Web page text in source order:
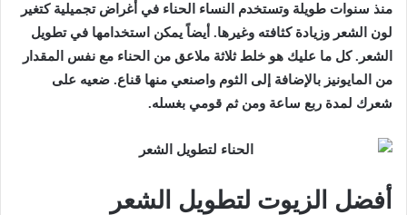
منذ سنوات طويلة وتستخدم النساء الحناء في أغراض تجميلية كتغير
لون الشعر وزيادة كثافته وغيرها. أيضاً يمكن استخدامها في تطويل
الشعر. كل ما عليك هو خلط ثلاثة ملاعق من الحناء مع نفس المقدار
من المايونيز بالإضافة إلى الثوم واصنعي منها قناع. ضعيه على
شعرك لمدة ربع ساعة ومن ثم قومي بغسله.
أفضل الزيوت لتطويل الشعر